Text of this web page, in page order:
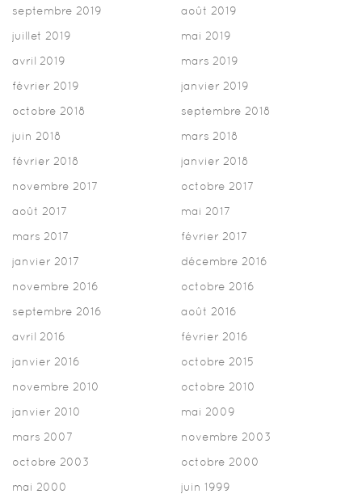
septembre 2019
août 2019
juillet 2019
mai 2019
avril 2019
mars 2019
février 2019
janvier 2019
octobre 2018
septembre 2018
juin 2018
mars 2018
février 2018
janvier 2018
novembre 2017
octobre 2017
août 2017
mai 2017
mars 2017
février 2017
janvier 2017
décembre 2016
novembre 2016
octobre 2016
septembre 2016
août 2016
avril 2016
février 2016
janvier 2016
octobre 2015
novembre 2010
octobre 2010
janvier 2010
mai 2009
mars 2007
novembre 2003
octobre 2003
octobre 2000
mai 2000
juin 1999